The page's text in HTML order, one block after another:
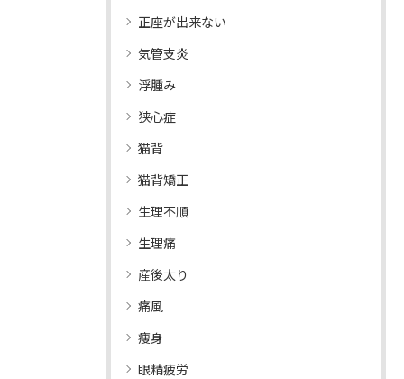
正座が出来ない
気管支炎
浮腫み
狭心症
猫背
猫背矯正
生理不順
生理痛
産後太り
痛風
痩身
眼精疲労